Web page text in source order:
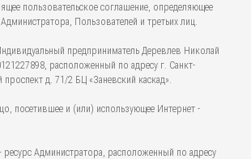
пользовательское соглашение, определяющее
Пользователей и третьих лиц.
предприниматель Деревлев Николай
расположенный по адресу г. Санкт-
проспект д. 71/2 БЦ «Заневский каскад».
посетившее и (или) использующее Интернет -
ресурс Администратора, расположенный по адресу